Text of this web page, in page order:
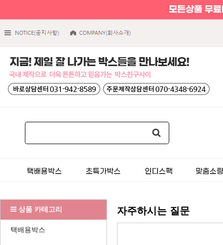
상품 카테고리
택배용박스
자주하시는 질문